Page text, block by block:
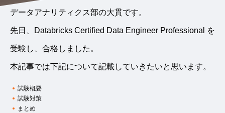
データアナリティクス部の大貫です。
先日、Databricks Certified Data Engineer Professional を
受験し、合格しました。
本記事では下記について記載していきたいと思います。
試験概要
試験対策
まとめ